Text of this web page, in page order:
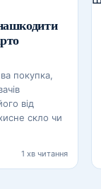
покупка,
від
скло чи
1 хв читання